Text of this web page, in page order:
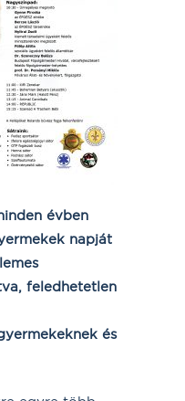
évben
napját
feledhetetlen
és